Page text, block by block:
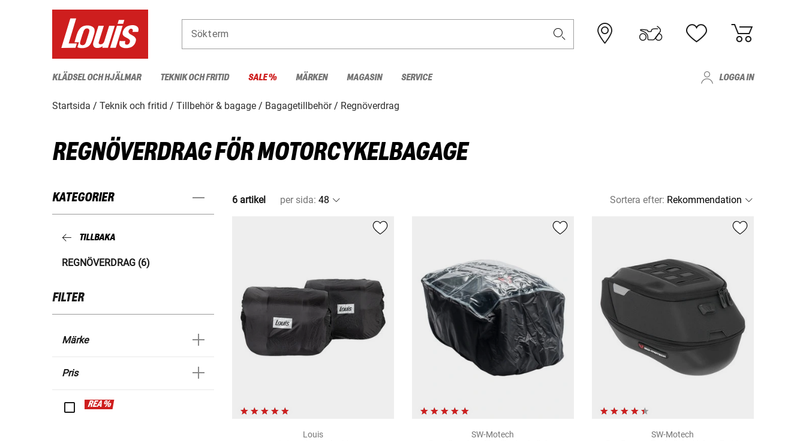
Sökterm
KLÄDSEL OCH HJÄLMAR TEKNIK OCH FRITID SALE % MÄRKEN MAGASIN SERVICE LOGGA IN
Startsida Teknik och fritid Tillbehör & bagage Bagagetillbehör Regnöverdrag
REGNÖVERDRAG FÖR MOTORCYKELBAGAGE
KATEGORIER
TILLBAKA
REGNÖVERDRAG (6)
FILTER
Märke
Pris
REA %
6 artikel per sida: Sortera efter:
Louis
SW-Motech
SW-Motech